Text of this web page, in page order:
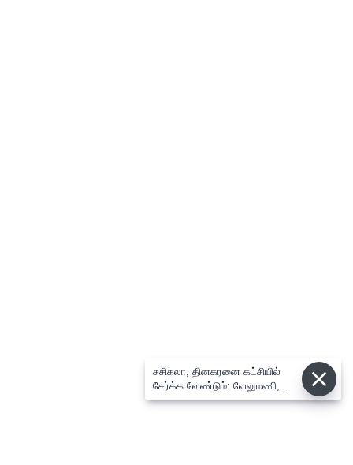
சசிகலா, தினகரனை கட்சியில்
சேர்க்க வேண்டும்: வேலுமணி,
விஸ்வநாதன் மீண்டும் போர்க்கொடி